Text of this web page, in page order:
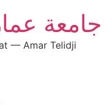
جامعة
— Amar Telidji